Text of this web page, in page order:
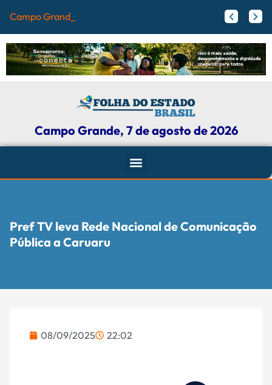
Campo Grande registra re
Campo Grande, 7 de agosto de 2026
Pref TV leva Rede Nacional de Comunicação
Pública a Caruaru
08/09/2025 22:02